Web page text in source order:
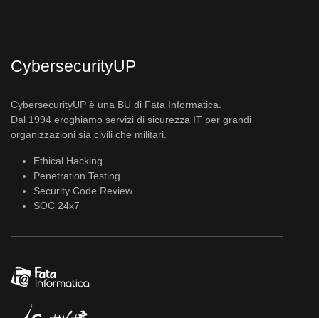
CybersecurityUP
CybersecurityUP è una BU di Fata Informatica.
Dal 1994 eroghiamo servizi di sicurezza IT per grandi
organizzazioni sia civili che militari.
Ethical Hacking
Penetration Testing
Security Code Review
SOC 24x7